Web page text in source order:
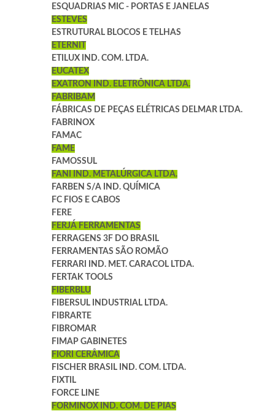
ESQUADRIAS MIC - PORTAS E JANELAS
ESTEVES
ESTRUTURAL BLOCOS E TELHAS
ETERNIT
ETILUX IND. COM. LTDA.
EUCATEX
EXATRON IND. ELETRÔNICA LTDA.
FABRIBAM
FÁBRICAS DE PEÇAS ELÉTRICAS DELMAR LTDA.
FABRINOX
FAMAC
FAME
FAMOSSUL
FANI IND. METALÚRGICA LTDA.
FARBEN S/A IND. QUÍMICA
FC FIOS E CABOS
FERE
FERJÁ FERRAMENTAS
FERRAGENS 3F DO BRASIL
FERRAMENTAS SÃO ROMÃO
FERRARI IND. MET. CARACOL LTDA.
FERTAK TOOLS
FIBERBLU
FIBERSUL INDUSTRIAL LTDA.
FIBRARTE
FIBROMAR
FIMAP GABINETES
FIORI CERÂMICA
FISCHER BRASIL IND. COM. LTDA.
FIXTIL
FORCE LINE
FORMINOX IND. COM. DE PIAS